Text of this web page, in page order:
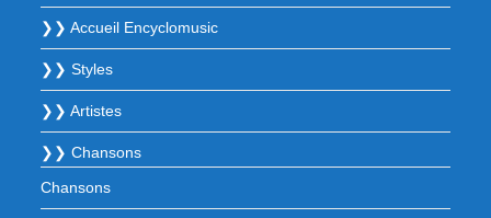
❯❯ Accueil Encyclomusic
❯❯ Styles
❯❯ Artistes
❯❯ Chansons
Chansons